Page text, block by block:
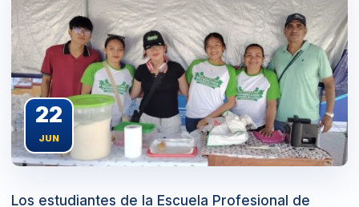
22
JUN
Los estudiantes de la Escuela Profesional de